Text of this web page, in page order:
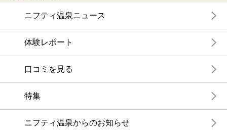
ニフティ温泉ニュース
体験レポート
口コミを見る
特集
ニフティ温泉からのお知らせ